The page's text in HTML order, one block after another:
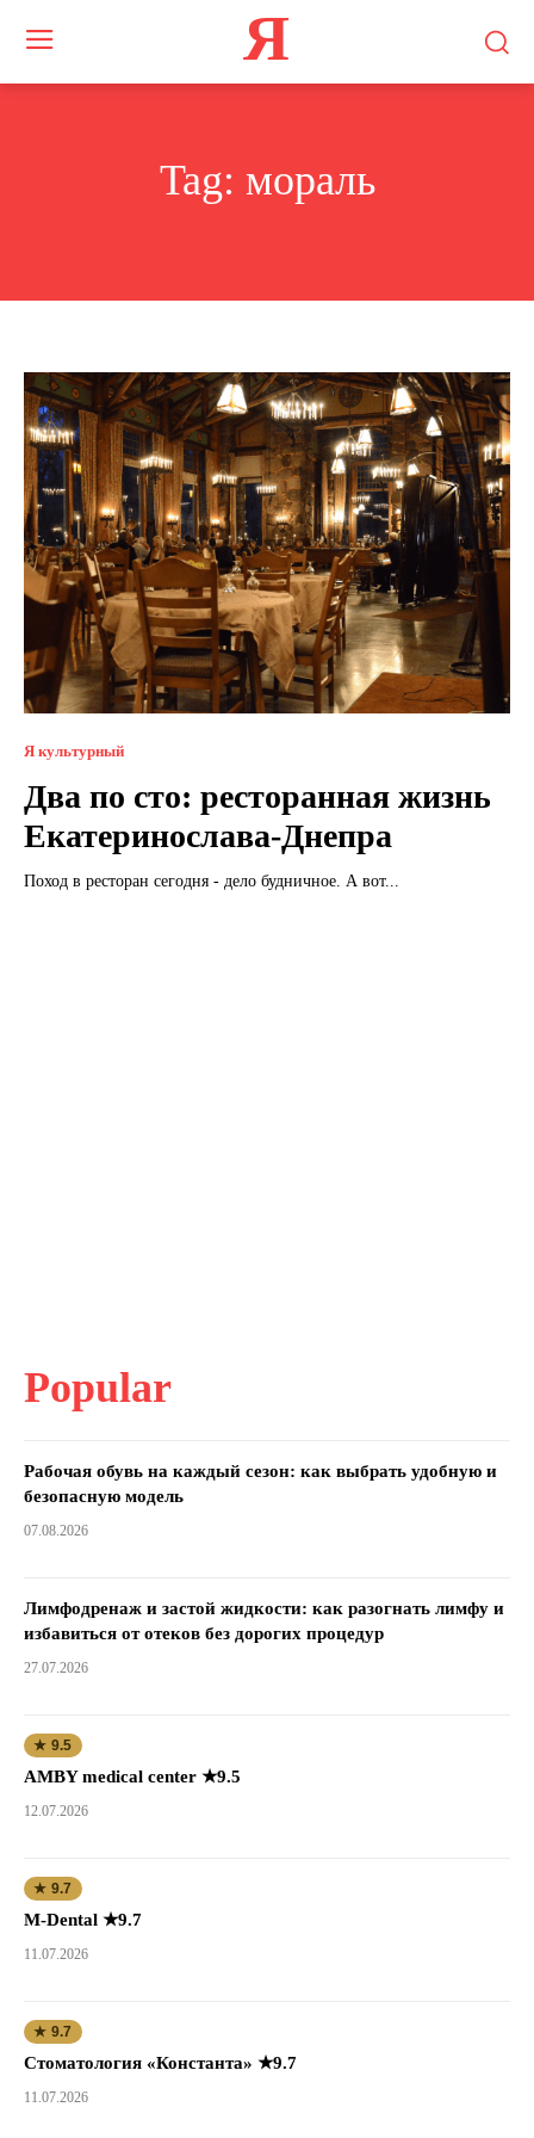
Я
Tag: мораль
Я культурный
Два по сто: ресторанная жизнь
Екатеринослава-Днепра
Поход в ресторан сегодня - дело будничное. А вот...
Popular
Рабочая обувь на каждый сезон: как выбрать удобную и
безопасную модель
07.08.2026
Лимфодренаж и застой жидкости: как разогнать лимфу и
избавиться от отеков без дорогих процедур
27.07.2026
★ 9.5
AMBY medical center ★9.5
12.07.2026
★ 9.7
M-Dental ★9.7
11.07.2026
★ 9.7
Стоматология «Константа» ★9.7
11.07.2026